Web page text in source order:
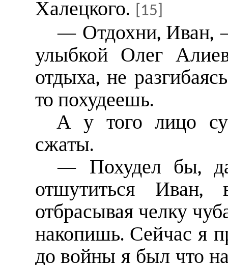
Халецкого.
[15]
— Отдохни, Иван,
улыбкой Олег
отдыха, не
то похудеешь.
А у того лицо
сжаты.
— Похудел бы,
отшутиться
отбрасывая челку
накопишь. Сейчас я
до войны я был что